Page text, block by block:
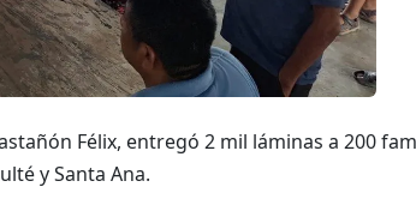
Félix, entregó 2 mil láminas a 200
y Santa Ana.